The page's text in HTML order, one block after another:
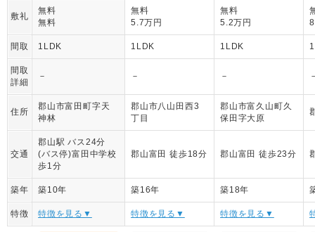
敷礼
無料
無料
無料
5.7万円
無料
5.2万円
間取 1LDK 1LDK 1LDK
間取
詳細
－ － －
住所
郡山市富田町字天
神林
郡山市八山田西3
丁目
郡山市富久山町久
保田字大原
交通
郡山駅 バス24分
(バス停)富田中学校
歩1分
郡山富田 徒歩18分 郡山富田 徒歩23分
築年 築10年 築16年 築18年
特徴 特徴を見る▼ 特徴を見る▼ 特徴を見る▼